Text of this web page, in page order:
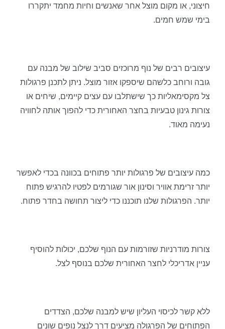
חיצוני, או מקום מוצל אחר שאנשים וחיות מחמד יתקררו
בימי שמש חמים.
עיצובים רבים של נוף מרוכזים סביב שילוב של מבנה עם
גובה ורוחב כלשהם שיספקו אזור מוצל. ניתן לתכנן פרגולות
צל מקסימאליות כך שישתלבו עם עצים קיימים, שיחים או
צורות גינון טבעיות בחצר האחורית כדי להפוך אותה לחוויה
נעימה מאוד.
כמה עיצובים של פרגולות יותר פתוחים בכוונה בכדי לאפשר
יותר זרימת אוויר וסינון אור שגורמים לפטיו להרגיש פתוח
יותר. הפרגולות שלנו תוכננו כדי ליצור תחושה בחדר פתוח.
צורות מודרניות שזורמות עם הנוף שלכם, יכולות להוסיף
עניין אדריכלי לחצר האחורית שלכם בנוסף לצל.
ללא קשר לכיסוי העליון שיש למבנה שלכם, הצדדים
הפתוחים של הפרגולה מציעים דרך לנצל נופים שונים